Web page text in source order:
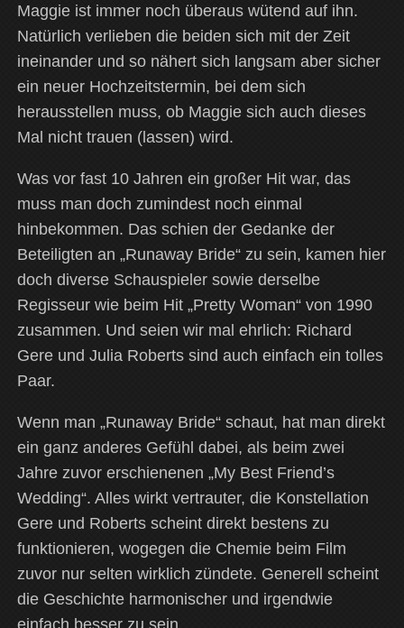
Maggie ist immer noch überaus wütend auf ihn.
Natürlich verlieben die beiden sich mit der Zeit
ineinander und so nähert sich langsam aber sicher
ein neuer Hochzeitstermin, bei dem sich
herausstellen muss, ob Maggie sich auch dieses
Mal nicht trauen (lassen) wird.
Was vor fast 10 Jahren ein großer Hit war, das
muss man doch zumindest noch einmal
hinbekommen. Das schien der Gedanke der
Beteiligten an „Runaway Bride“ zu sein, kamen hier
doch diverse Schauspieler sowie derselbe
Regisseur wie beim Hit „Pretty Woman“ von 1990
zusammen. Und seien wir mal ehrlich: Richard
Gere und Julia Roberts sind auch einfach ein tolles
Paar.
Wenn man „Runaway Bride“ schaut, hat man direkt
ein ganz anderes Gefühl dabei, als beim zwei
Jahre zuvor erschienenen „My Best Friend’s
Wedding“. Alles wirkt vertrauter, die Konstellation
Gere und Roberts scheint direkt bestens zu
funktionieren, wogegen die Chemie beim Film
zuvor nur selten wirklich zündete. Generell scheint
die Geschichte harmonischer und irgendwie